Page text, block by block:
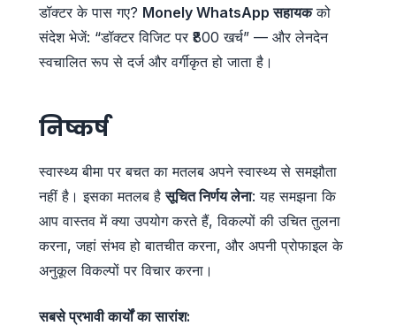
डॉक्टर के पास गए? Monely WhatsApp सहायकको
संदेश भेजें: “डॉक्टर विजिट पर ₹800 खर्च” — और लेनदेन
स्वचालित रूप से दर्ज और वर्गीकृत हो जाता है।
निष्कर्ष
स्वास्थ्य बीमा पर बचत का मतलब अपने स्वास्थ्य से समझौता
नहीं है। इसका मतलब हैसूचित निर्णय लेना: यह समझना कि
आप वास्तव में क्या उपयोग करते हैं, विकल्पों की उचित तुलना
करना, जहां संभव हो बातचीत करना, और अपनी प्रोफाइल के
अनुकूल विकल्पों पर विचार करना।
सबसे प्रभावी कार्यों का सारांश: